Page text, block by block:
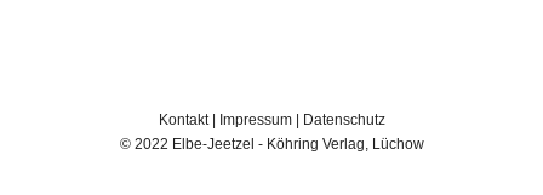
Kontakt| Impressum| Datenschutz
© 2022 Elbe-Jeetzel - Köhring Verlag, Lüchow